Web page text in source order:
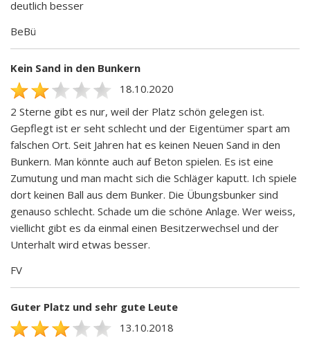
deutlich besser
BeBü
Kein Sand in den Bunkern
18.10.2020
2 Sterne gibt es nur, weil der Platz schön gelegen ist.
Gepflegt ist er seht schlecht und der Eigentümer spart am
falschen Ort. Seit Jahren hat es keinen Neuen Sand in den
Bunkern. Man könnte auch auf Beton spielen. Es ist eine
Zumutung und man macht sich die Schläger kaputt. Ich spiele
dort keinen Ball aus dem Bunker. Die Übungsbunker sind
genauso schlecht. Schade um die schöne Anlage. Wer weiss,
viellicht gibt es da einmal einen Besitzerwechsel und der
Unterhalt wird etwas besser.
FV
Guter Platz und sehr gute Leute
13.10.2018